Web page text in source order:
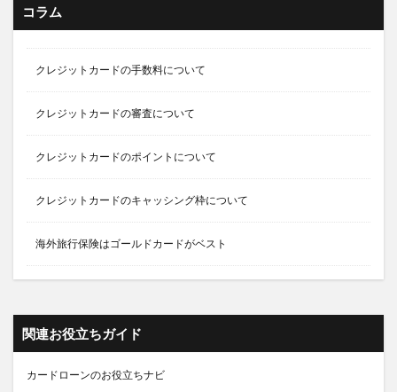
コラム
クレジットカードの手数料について
クレジットカードの審査について
クレジットカードのポイントについて
クレジットカードのキャッシング枠について
海外旅行保険はゴールドカードがベスト
関連お役立ちガイド
カードローンのお役立ちナビ